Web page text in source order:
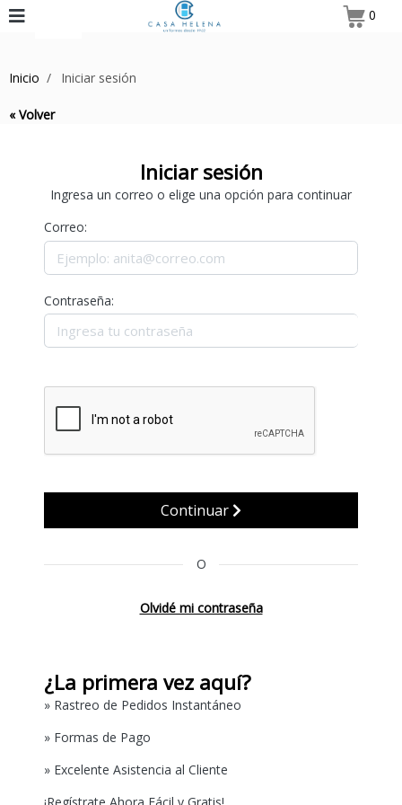
0
Inicio Iniciar sesión
« Volver
Iniciar sesión
Ingresa un correo o elige una opción para continuar
Correo:
Contraseña:
Continuar
O
Olvidé mi contraseña
¿La primera vez aquí?
» Rastreo de Pedidos Instantáneo
» Formas de Pago
» Excelente Asistencia al Cliente
¡Regístrate Ahora Fácil y Gratis!